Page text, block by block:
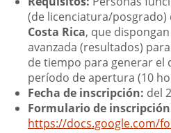
(de licenciatura/posgrado)
Costa Rica, que
avanzada (resultados)
de tiempo para generar
período de apertura (10
Fecha de inscripción: del
Formulario de
https://docs.google.com/